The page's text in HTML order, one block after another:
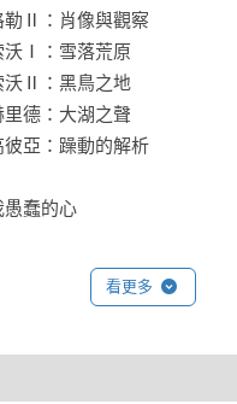
勒Ⅱ：肖像與觀察
沃Ⅰ：雪落荒原
沃Ⅱ：黑鳥之地
德：大湖之聲
亞：躁動的解析
愚蠢的心
看更多